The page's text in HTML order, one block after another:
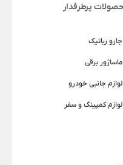
پرطرفدار
جارو رباتیک
ماساژور برقی
لوازم جانبی خودرو
لوازم کمپینگ و سفر